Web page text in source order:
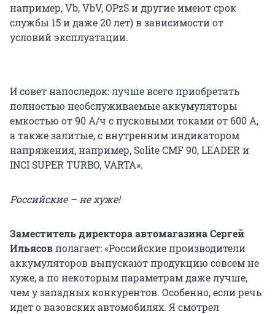
например, Vb, VbV, OPzS и другие имеют срок
службы 15 и даже 20 лет) в зависимости от
условий эксплуатации.
И совет напоследок: лучше всего приобретать
полностью необслуживаемые аккумуляторы
емкостью от 90 А/ч с пусковыми токами от 600 А,
а также залитые, с внутренним индикатором
напряжения, например, Solite CMF 90, LEADER и
INCI SUPER TURBO, VARTA».
Российские – не хуже!
Заместитель директора автомагазина Сергей
Ильясовполагает: «Российские производители
аккумуляторов выпускают продукцию совсем не
хуже, а по некоторым параметрам даже лучше,
чем у западных конкурентов. Особенно, если речь
идет о вазовских автомобилях. Я смотрел